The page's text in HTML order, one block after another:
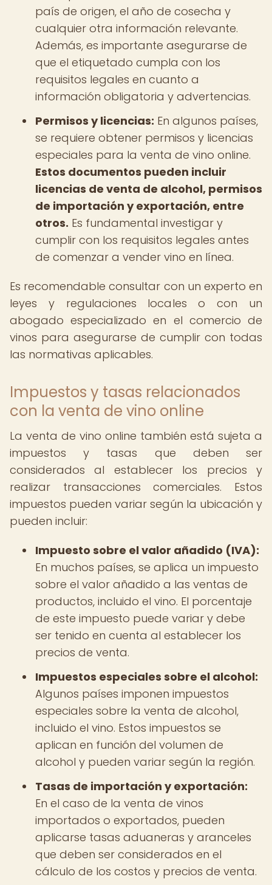
país de origen, el año de cosecha y
cualquier otra información relevante.
Además, es importante asegurarse de
que el etiquetado cumpla con los
requisitos legales en cuanto a
información obligatoria y advertencias.
Permisos y licencias: En algunos países,
se requiere obtener permisos y licencias
especiales para la venta de vino online.
Estos documentos pueden incluir
licencias de venta de alcohol, permisos
de importación y exportación, entre
otros. Es fundamental investigar y
cumplir con los requisitos legales antes
de comenzar a vender vino en línea.
Es recomendable consultar con un experto en
leyes y regulaciones locales o con un
abogado especializado en el comercio de
vinos para asegurarse de cumplir con todas
las normativas aplicables.
Impuestos y tasas relacionados
con la venta de vino online
La venta de vino online también está sujeta a
impuestos y tasas que deben ser
considerados al establecer los precios y
realizar transacciones comerciales. Estos
impuestos pueden variar según la ubicación y
pueden incluir:
Impuesto sobre el valor añadido (IVA):
En muchos países, se aplica un impuesto
sobre el valor añadido a las ventas de
productos, incluido el vino. El porcentaje
de este impuesto puede variar y debe
ser tenido en cuenta al establecer los
precios de venta.
Impuestos especiales sobre el alcohol:
Algunos países imponen impuestos
especiales sobre la venta de alcohol,
incluido el vino. Estos impuestos se
aplican en función del volumen de
alcohol y pueden variar según la región.
Tasas de importación y exportación:
En el caso de la venta de vinos
importados o exportados, pueden
aplicarse tasas aduaneras y aranceles
que deben ser considerados en el
cálculo de los costos y precios de venta.